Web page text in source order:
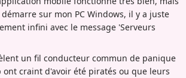
sur mon PC Windows, il y a juste
infini avec le message 'Serveurs
un fil conducteur commun de panique
craint d'avoir été piratés ou que leurs